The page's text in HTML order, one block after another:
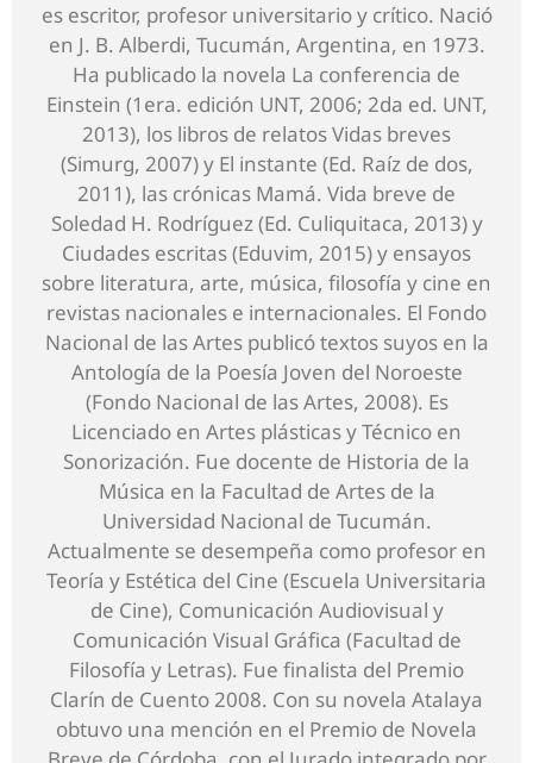
es escritor, profesor universitario y crítico. Nació
en J. B. Alberdi, Tucumán, Argentina, en 1973.
Ha publicado la novela La conferencia de
Einstein (1era. edición UNT, 2006; 2da ed. UNT,
2013), los libros de relatos Vidas breves
(Simurg, 2007) y El instante (Ed. Raíz de dos,
2011), las crónicas Mamá. Vida breve de
Soledad H. Rodríguez (Ed. Culiquitaca, 2013) y
Ciudades escritas (Eduvim, 2015) y ensayos
sobre literatura, arte, música, filosofía y cine en
revistas nacionales e internacionales. El Fondo
Nacional de las Artes publicó textos suyos en la
Antología de la Poesía Joven del Noroeste
(Fondo Nacional de las Artes, 2008). Es
Licenciado en Artes plásticas y Técnico en
Sonorización. Fue docente de Historia de la
Música en la Facultad de Artes de la
Universidad Nacional de Tucumán.
Actualmente se desempeña como profesor en
Teoría y Estética del Cine (Escuela Universitaria
de Cine), Comunicación Audiovisual y
Comunicación Visual Gráfica (Facultad de
Filosofía y Letras). Fue finalista del Premio
Clarín de Cuento 2008. Con su novela Atalaya
obtuvo una mención en el Premio de Novela